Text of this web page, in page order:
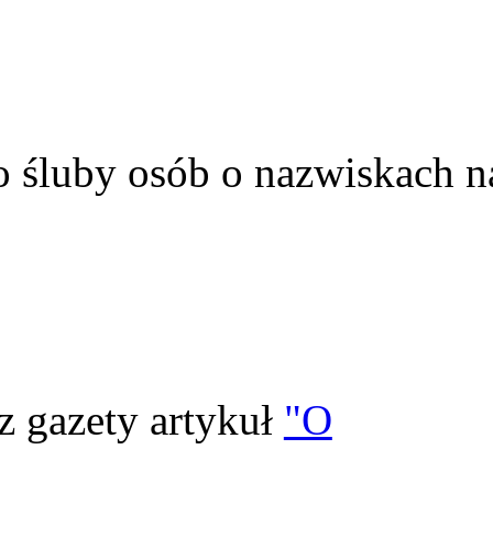
śluby osób o nazwiskach
gazety artykuł "O